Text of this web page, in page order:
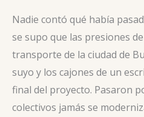
Nadie contó qué había
se supo que las presiones
transporte de la ciudad de
suyo y los cajones de un
final del proyecto. Pasaron
colectivos jamás se